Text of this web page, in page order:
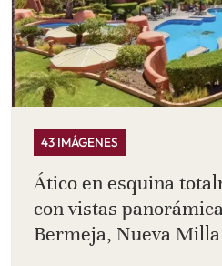
43 IMÁGENES
Ático en esquina
con vistas
Bermeja, Nueva